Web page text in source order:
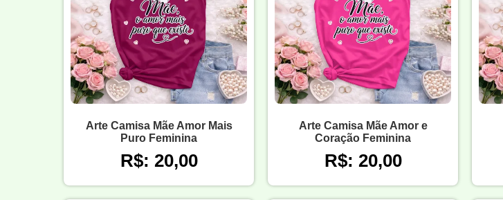
Arte Camisa Mãe Amor Mais
Puro Feminina
R$: 20,00
Arte Camisa Mãe Amor e
Coração Feminina
R$: 20,00